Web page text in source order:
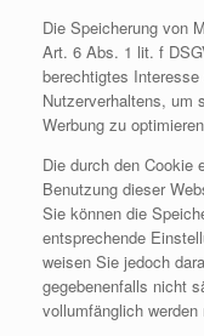
Die Speicherung von
Art. 6 Abs. 1 lit. f
berechtigtes
Nutzerverhaltens, um
Werbung zu
Die durch den Cookie
Benutzung dieser
Sie können die
entsprechende
weisen Sie jedoch
gegebenenfalls nicht
vollumfänglich